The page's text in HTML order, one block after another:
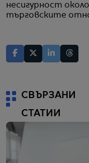
несигурност
търговските
СВЪРЗАНИ
СТАТИИ